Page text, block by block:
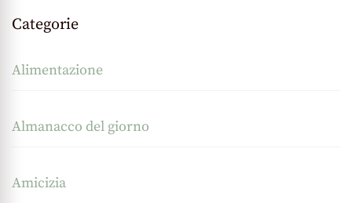
Categorie
Alimentazione
Almanacco del giorno
Amicizia